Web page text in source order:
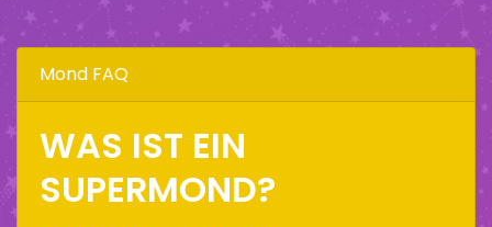
Mond FAQ
WAS IST EIN
SUPERMOND?